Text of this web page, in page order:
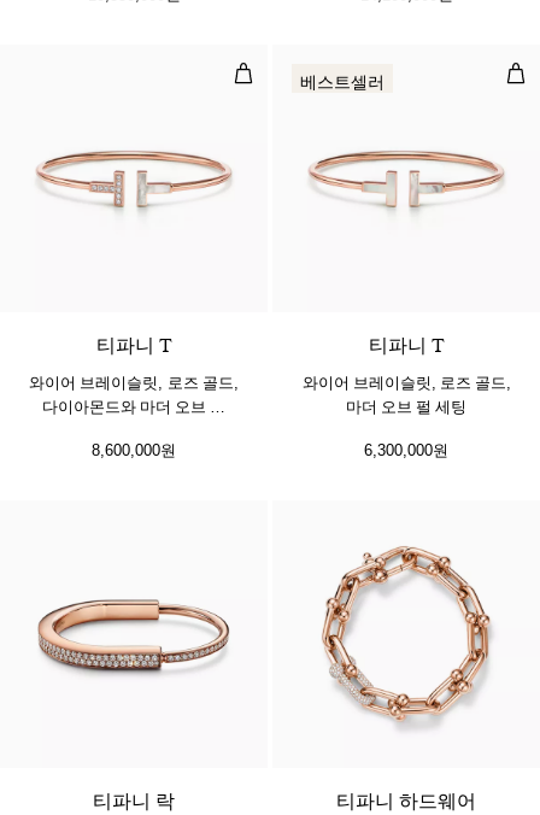
와이어 브레이슬릿, 로즈 골드, 다
티파니 T
와이어 브레이슬릿, 로즈 골드,
다이아몬드와 마더 오브 펄
8,600,000원
와
베스트셀러
티파니 T
와이어 브레이슬릿, 로즈 골드,
마더 오브 펄 세팅
6,300,000원
3 소재
티파니 락 티파니 하드웨어